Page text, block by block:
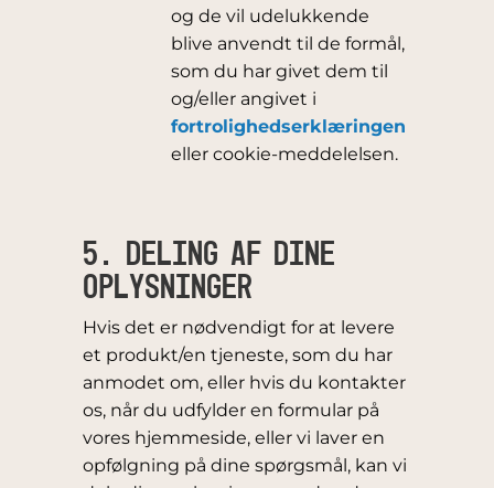
og de vil udelukkende
blive anvendt til de formål,
som du har givet dem til
og/eller angivet i
fortrolighedserklæringen
eller cookie-meddelelsen.
5. DELING AF DINE
OPLYSNINGER
Hvis det er nødvendigt for at levere
et produkt/en tjeneste, som du har
anmodet om, eller hvis du kontakter
os, når du udfylder en formular på
vores hjemmeside, eller vi laver en
opfølgning på dine spørgsmål, kan vi